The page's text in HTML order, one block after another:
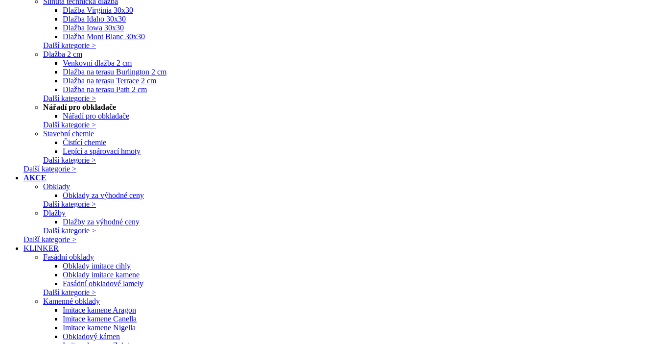
Dlažba Virginia 30x30
Dlažba Idaho 30x30
Dlažba Iowa 30x30
Dlažba Mont Blanc 30x30
Další kategorie >
Dlažba 2 cm
Venkovní dlažba 2 cm
Dlažba na terasu Burlington 2 cm
Dlažba na terasu Terrace 2 cm
Dlažba na terasu Path 2 cm
Další kategorie >
Nářadí pro obkladače
Nářadí pro obkladače
Další kategorie >
Stavební chemie
Čistící chemie
Lepící a spárovací hmoty
Další kategorie >
Další kategorie >
AKCE
Obklady
Obklady za výhodné ceny
Další kategorie >
Dlažby
Dlažby za výhodné ceny
Další kategorie >
Další kategorie >
KLINKER
Fasádní obklady
Obklady imitace cihly
Obklady imitace kamene
Fasádní obkladové lamely
Další kategorie >
Kamenné obklady
Imitace kamene Aragon
Imitace kamene Canella
Imitace kamene Nigella
Obkladový kámen